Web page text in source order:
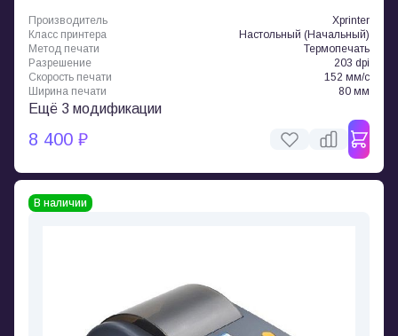
Производитель
Xprinter
Класс принтера
Настольный (Начальный)
Метод печати
Термопечать
Разрешение
203 dpi
Скорость печати
152 мм/с
Ширина печати
80 мм
Ещё 3 модификации
8 400 ₽
В наличии